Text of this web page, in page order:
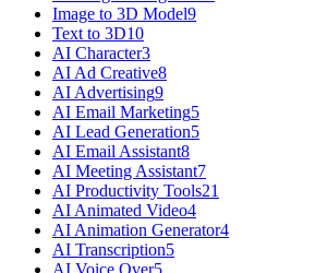
Image to 3D Model9
Text to 3D10
AI Character3
AI Ad Creative8
AI Advertising9
AI Email Marketing5
AI Lead Generation5
AI Email Assistant8
AI Meeting Assistant7
AI Productivity Tools21
AI Animated Video4
AI Animation Generator4
AI Transcription5
AI Voice Over5